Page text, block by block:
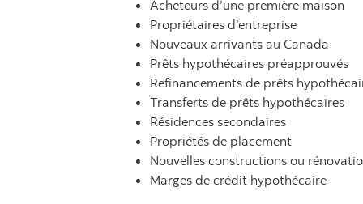
Acheteurs d’une première maison
Propriétaires d’entreprise
Nouveaux arrivants au Canada
Prêts hypothécaires préapprouvés
Refinancements de prêts
Transferts de prêts hypothécaires
Résidences secondaires
Propriétés de placement
Nouvelles constructions ou
Marges de crédit hypothécaire